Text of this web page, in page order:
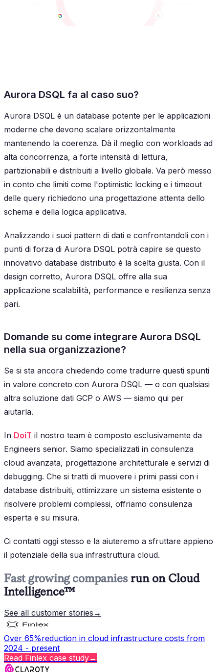
Aurora DSQL fa al caso suo?
Aurora DSQL è un database potente per le applicazioni
moderne che devono scalare orizzontalmente
mantenendo la coerenza. Dà il meglio con workloads ad
alta concorrenza, a forte intensità di lettura,
partizionabili e distribuiti a livello globale. Va però messo
in conto che limiti come l'optimistic locking e i timeout
delle query richiedono una progettazione attenta dello
schema e della logica applicativa.
Analizzando i suoi pattern di dati e confrontandoli con i
punti di forza di Aurora DSQL potrà capire se questo
innovativo database distribuito è la scelta giusta. Con il
design corretto, Aurora DSQL offre alla sua
applicazione scalabilità, performance e resilienza senza
pari.
Domande su come integrare Aurora DSQL
nella sua organizzazione?
Se si sta ancora chiedendo come tradurre questi spunti
in valore concreto con Aurora DSQL — o con qualsiasi
altra soluzione dati GCP o AWS — siamo qui per
aiutarla.
In DoiT il nostro team è composto esclusivamente da
Engineers senior. Siamo specializzati in consulenza
cloud avanzata, progettazione architetturale e servizi di
debugging. Che si tratti di muovere i primi passi con i
database distribuiti, ottimizzare un sistema esistente o
risolvere problemi complessi, offriamo consulenza
esperta e su misura.
Ci contatti oggi stesso e la aiuteremo a sfruttare appieno
il potenziale della sua infrastruttura cloud.
Fast growing companies run on Cloud
Intelligence™
See all customer stories →
Over 65%reduction in cloud infrastructure costs from
2024 - present
Read Finlex case study→